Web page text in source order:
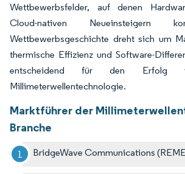
Wettbewerbsfelder, auf denen
Cloud-nativen Neueinsteigern
Wettbewerbsgeschichte dreht sich um
thermische Effizienz und Software-
entscheidend für den
Millimeterwellentechnologie.
Marktführer der
Branche
BridgeWave Communications